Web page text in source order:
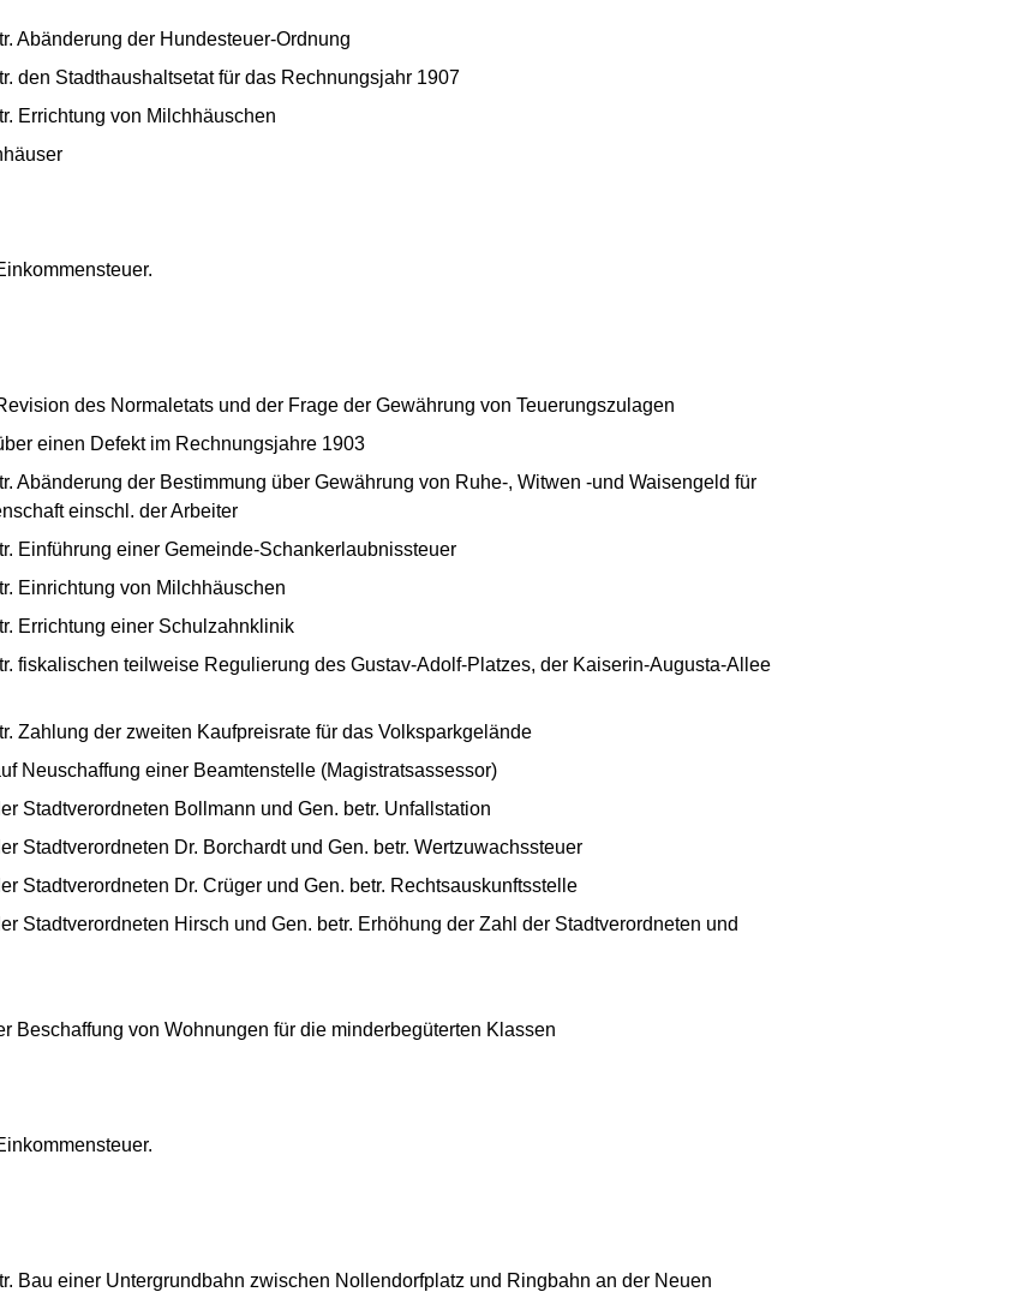
Abänderung der Hundesteuer-Ordnung
den Stadthaushaltsetat für das Rechnungsjahr 1907
Errichtung von Milchhäuschen
des Normaletats und der Frage der Gewährung von Teuerungszulagen
einen Defekt im Rechnungsjahre 1903
Abänderung der Bestimmung über Gewährung von Ruhe-, Witwen -und Waisengeld für
einschl. der Arbeiter
Einführung einer Gemeinde-Schankerlaubnissteuer
Einrichtung von Milchhäuschen
Errichtung einer Schulzahnklinik
fiskalischen teilweise Regulierung des Gustav-Adolf-Platzes, der Kaiserin-Augusta-Allee
Zahlung der zweiten Kaufpreisrate für das Volksparkgelände
Neuschaffung einer Beamtenstelle (Magistratsassessor)
Stadtverordneten Bollmann und Gen. betr. Unfallstation
Stadtverordneten Dr. Borchardt und Gen. betr. Wertzuwachssteuer
Stadtverordneten Dr. Crüger und Gen. betr. Rechtsauskunftsstelle
Stadtverordneten Hirsch und Gen. betr. Erhöhung der Zahl der Stadtverordneten und
Beschaffung von Wohnungen für die minderbegüterten Klassen
Bau einer Untergrundbahn zwischen Nollendorfplatz und Ringbahn an der Neuen